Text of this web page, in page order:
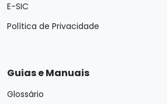
E-SIC
Política de Privacidade
Guias e Manuais
Glossário